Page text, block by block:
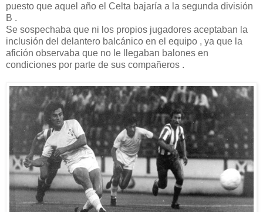
puesto que aquel año el Celta bajaría a la segunda división
B .
Se sospechaba que ni los propios jugadores aceptaban la
inclusión del delantero balcánico en el equipo , ya que la
afición observaba que no le llegaban balones en
condiciones por parte de sus compañeros .